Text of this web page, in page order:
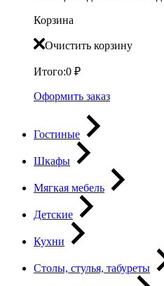
Корзина
Очистить корзину
Итого:0 ₽
Оформить заказ
Гостиные
Шкафы
Мягкая мебель
Детские
Кухни
Столы, стулья, табуреты